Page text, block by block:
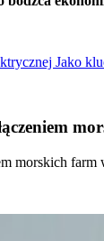
Jako
morskich farm